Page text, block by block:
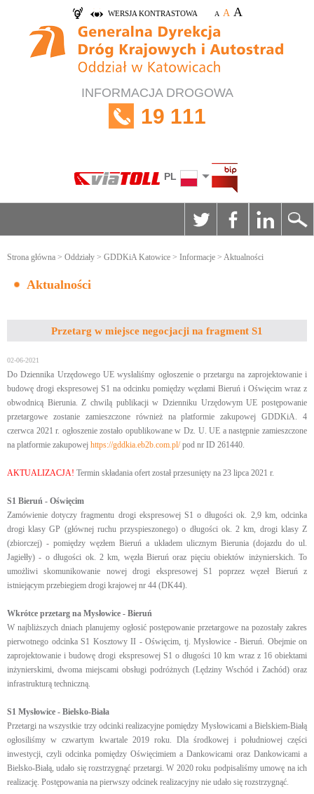
WERSJA KONTRASTOWA A A A
INFORMACJA DROGOWA
19 111
PL
Strona główna > Oddziały > GDDKiA Katowice > Informacje > Aktualności
Aktualności
Przetarg w miejsce negocjacji na fragment S1
02-06-2021
Do Dziennika Urzędowego UE wysłaliśmy ogłoszenie o przetargu na zaprojektowanie i
budowę drogi ekspresowej S1 na odcinku pomiędzy węzłami Bieruń i Oświęcim wraz z
obwodnicą Bierunia. Z chwilą publikacji w Dzienniku Urzędowym UE postępowanie
przetargowe zostanie zamieszczone również na platformie zakupowej GDDKiA. 4
czerwca 2021 r. ogłoszenie zostało opublikowane w Dz. U. UE a następnie zamieszczone
na platformie zakupowej https://gddkia.eb2b.com.pl/pod nr ID 261440.
AKTUALIZACJA! Termin składania ofert został przesunięty na 23 lipca 2021 r.
S1 Bieruń - Oświęcim
Zamówienie dotyczy fragmentu drogi ekspresowej S1 o długości ok. 2,9 km, odcinka
drogi klasy GP (głównej ruchu przyspieszonego) o długości ok. 2 km, drogi klasy Z
(zbiorczej) - pomiędzy węzłem Bieruń a układem ulicznym Bierunia (dojazdu do ul.
Jagiełły) - o długości ok. 2 km, węzła Bieruń oraz pięciu obiektów inżynierskich. To
umożliwi skomunikowanie nowej drogi ekspresowej S1 poprzez węzeł Bieruń z
istniejącym przebiegiem drogi krajowej nr 44 (DK44).
Wkrótce przetarg na Mysłowice - Bieruń
W najbliższych dniach planujemy ogłosić postępowanie przetargowe na pozostały zakres
pierwotnego odcinka S1 Kosztowy II - Oświęcim, tj. Mysłowice - Bieruń. Obejmie on
zaprojektowanie i budowę drogi ekspresowej S1 o długości 10 km wraz z 16 obiektami
inżynierskimi, dwoma miejscami obsługi podróżnych (Lędziny Wschód i Zachód) oraz
infrastrukturą techniczną.
S1 Mysłowice - Bielsko-Biała
Przetargi na wszystkie trzy odcinki realizacyjne pomiędzy Mysłowicami a Bielskiem-Białą
ogłosiliśmy w czwartym kwartale 2019 roku. Dla środkowej i południowej części
inwestycji, czyli odcinka pomiędzy Oświęcimiem a Dankowicami oraz Dankowicami a
Bielsko-Białą, udało się rozstrzygnąć przetargi. W 2020 roku podpisaliśmy umowę na ich
realizację. Postępowania na pierwszy odcinek realizacyjny nie udało się rozstrzygnąć.